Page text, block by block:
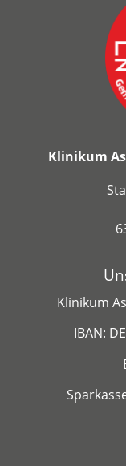
Klinikum
Klinikum
IBAN: